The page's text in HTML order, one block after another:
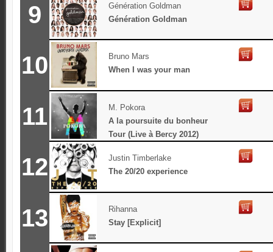
9
Génération Goldman
Génération Goldman
10
Bruno Mars
When I was your man
11
M. Pokora
A la poursuite du bonheur
Tour (Live à Bercy 2012)
12
Justin Timberlake
The 20/20 experience
13
Rihanna
Stay [Explicit]